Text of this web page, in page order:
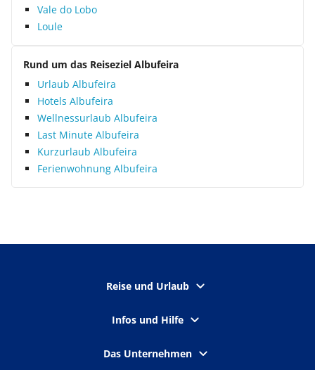
Vale do Lobo
Loule
Rund um das Reiseziel Albufeira
Urlaub Albufeira
Hotels Albufeira
Wellnessurlaub Albufeira
Last Minute Albufeira
Kurzurlaub Albufeira
Ferienwohnung Albufeira
Reise und Urlaub
Infos und Hilfe
Das Unternehmen